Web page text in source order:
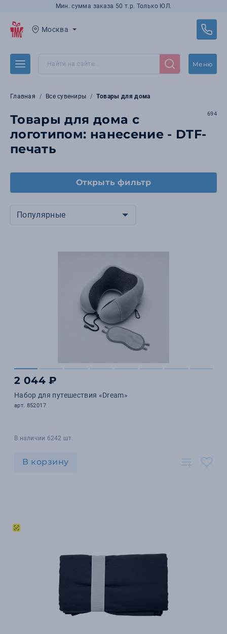
Мин. сумма заказа 50 т.р. Только ЮЛ.
Москва
Меню
Главная Все сувениры Товары для дома
Товары для дома с
логотипом: нанесение - DTF-
печать
694
Открыть фильтр
Популярные
2 044 ₽
Набор для путешествия «Dream»
арт. 852017
В наличии 6242 шт.
В корзину